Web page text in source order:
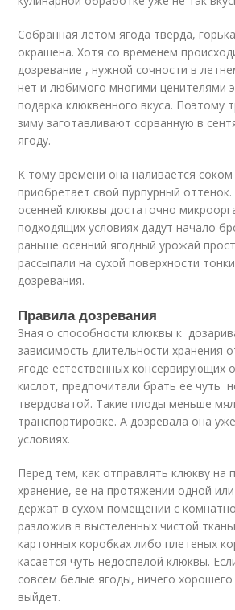
Собранная летом ягода тверда,
окрашена. Хотя со временем
дозревание , нужной сочности в
нет и любимого многими ценителями
подарка клюквенного вкуса. Поэтому
зиму заготавливают сорванную в
ягоду.
К тому времени она наливается
приобретает свой пурпурный
осенней клюквы достаточно
подходящих условиях дадут начало
раньше осенний ягодный урожай
рассыпали на сухой поверхности
дозревания.
Правила дозревания
Зная о способности клюквы к
зависимость длительности хранения
ягоде естественных консервирующих
кислот, предпочитали брать ее чуть
твердоватой. Такие плоды меньше
транспортировке. А дозревала она
условиях.
Перед тем, как отправлять клюкву на
хранение, ее на протяжении одной
держат в сухом помещении с
разложив в выстеленных чистой
картонных коробках либо плетеных
касается чуть недоспелой клюквы.
совсем белые ягоды, ничего хорошего
выйдет.